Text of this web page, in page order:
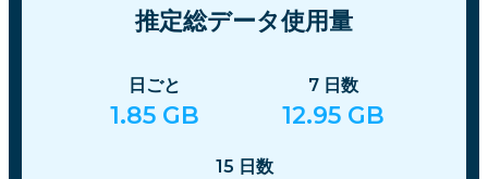
推定総データ使用量
日ごと
1.85 GB
7 日数
12.95 GB
15 日数